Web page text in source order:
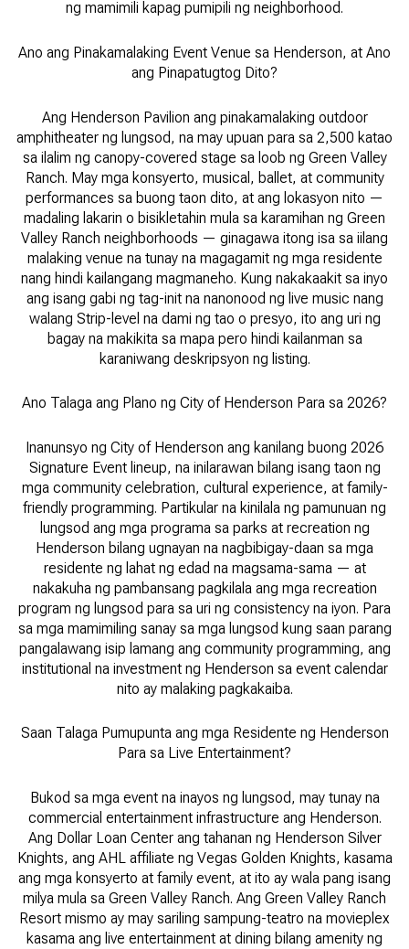
ng mamimili kapag pumipili ng neighborhood.
Ano ang Pinakamalaking Event Venue sa Henderson, at Ano
ang Pinapatugtog Dito?
Ang Henderson Pavilion ang pinakamalaking outdoor
amphitheater ng lungsod, na may upuan para sa 2,500 katao
sa ilalim ng canopy-covered stage sa loob ng Green Valley
Ranch. May mga konsyerto, musical, ballet, at community
performances sa buong taon dito, at ang lokasyon nito —
madaling lakarin o bisikletahin mula sa karamihan ng Green
Valley Ranch neighborhoods — ginagawa itong isa sa iilang
malaking venue na tunay na magagamit ng mga residente
nang hindi kailangang magmaneho. Kung nakakaakit sa inyo
ang isang gabi ng tag-init na nanonood ng live music nang
walang Strip-level na dami ng tao o presyo, ito ang uri ng
bagay na makikita sa mapa pero hindi kailanman sa
karaniwang deskripsyon ng listing.
Ano Talaga ang Plano ng City of Henderson Para sa 2026?
Inanunsyo ng City of Henderson ang kanilang buong 2026
Signature Event lineup, na inilarawan bilang isang taon ng
mga community celebration, cultural experience, at family-
friendly programming. Partikular na kinilala ng pamunuan ng
lungsod ang mga programa sa parks at recreation ng
Henderson bilang ugnayan na nagbibigay-daan sa mga
residente ng lahat ng edad na magsama-sama — at
nakakuha ng pambansang pagkilala ang mga recreation
program ng lungsod para sa uri ng consistency na iyon. Para
sa mga mamimiling sanay sa mga lungsod kung saan parang
pangalawang isip lamang ang community programming, ang
institutional na investment ng Henderson sa event calendar
nito ay malaking pagkakaiba.
Saan Talaga Pumupunta ang mga Residente ng Henderson
Para sa Live Entertainment?
Bukod sa mga event na inayos ng lungsod, may tunay na
commercial entertainment infrastructure ang Henderson.
Ang Dollar Loan Center ang tahanan ng Henderson Silver
Knights, ang AHL affiliate ng Vegas Golden Knights, kasama
ang mga konsyerto at family event, at ito ay wala pang isang
milya mula sa Green Valley Ranch. Ang Green Valley Ranch
Resort mismo ay may sariling sampung-teatro na movieplex
kasama ang live entertainment at dining bilang amenity ng